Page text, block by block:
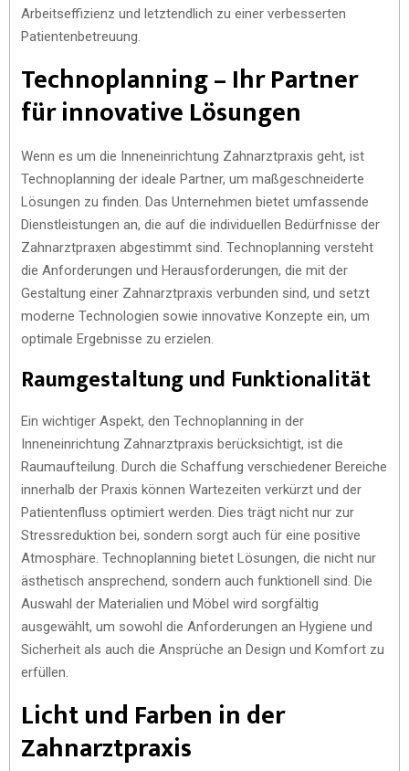
Arbeitseffizienz und letztendlich zu einer verbesserten
Patientenbetreuung.
Technoplanning – Ihr Partner
für innovative Lösungen
Wenn es um die Inneneinrichtung Zahnarztpraxis geht, ist
Technoplanning der ideale Partner, um maßgeschneiderte
Lösungen zu finden. Das Unternehmen bietet umfassende
Dienstleistungen an, die auf die individuellen Bedürfnisse der
Zahnarztpraxen abgestimmt sind. Technoplanning versteht
die Anforderungen und Herausforderungen, die mit der
Gestaltung einer Zahnarztpraxis verbunden sind, und setzt
moderne Technologien sowie innovative Konzepte ein, um
optimale Ergebnisse zu erzielen.
Raumgestaltung und Funktionalität
Ein wichtiger Aspekt, den Technoplanning in der
Inneneinrichtung Zahnarztpraxis berücksichtigt, ist die
Raumaufteilung. Durch die Schaffung verschiedener Bereiche
innerhalb der Praxis können Wartezeiten verkürzt und der
Patientenfluss optimiert werden. Dies trägt nicht nur zur
Stressreduktion bei, sondern sorgt auch für eine positive
Atmosphäre. Technoplanning bietet Lösungen, die nicht nur
ästhetisch ansprechend, sondern auch funktionell sind. Die
Auswahl der Materialien und Möbel wird sorgfältig
ausgewählt, um sowohl die Anforderungen an Hygiene und
Sicherheit als auch die Ansprüche an Design und Komfort zu
erfüllen.
Licht und Farben in der
Zahnarztpraxis